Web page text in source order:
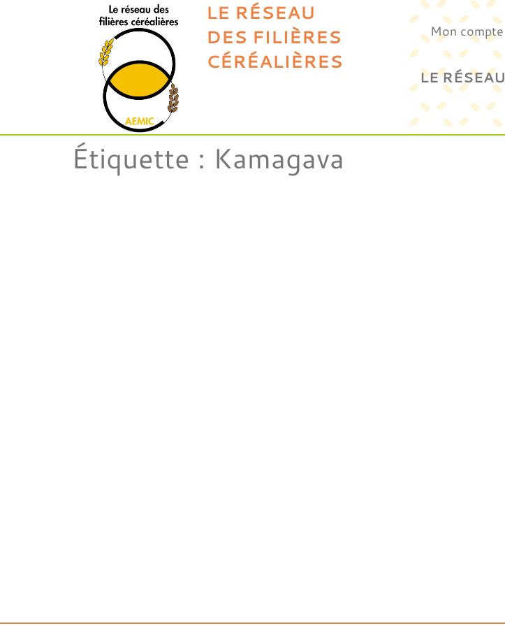
LE RÉSEAU
DES FILIÈRES
CÉRÉALIÈRES
Mon compte
LE RÉSEAU
Étiquette : Kamagava